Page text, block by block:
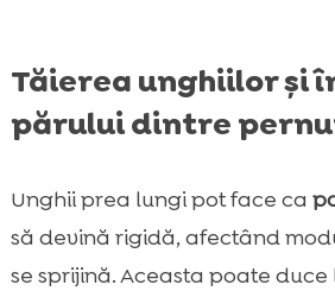
Tăierea unghiilor și
părului dintre
Unghii prea lungi pot face ca
să devină rigidă, afectând
se sprijină. Aceasta poate duce